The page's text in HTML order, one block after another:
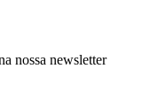
nossa newsletter